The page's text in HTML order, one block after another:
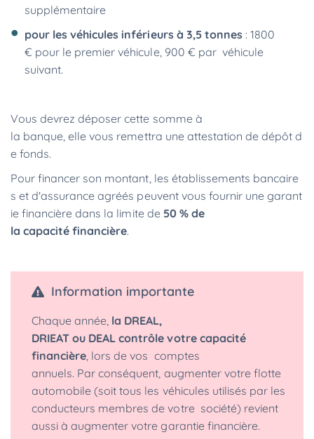
supplémentaire
pour les véhicules inférieurs à 3,5 tonnes : 1800
€ pour le premier véhicule, 900 € par véhicule
suivant.
Vous devrez déposer cette somme à
la banque, elle vous remettra une attestation de dépôt d
e fonds.
Pour financer son montant, les établissements bancaire
s et d'assurance agréés peuvent vous fournir une garant
ie financière dans la limite de50 % de
la capacité financière.
Information importante
Chaque année, la DREAL,
DRIEAT ou DEAL contrôle votre capacité
financière, lors de vos comptes
annuels. Par conséquent, augmenter votre flotte
automobile (soit tous les véhicules utilisés par les
conducteurs membres de votre société) revient
aussi à augmenter votre garantie financière.